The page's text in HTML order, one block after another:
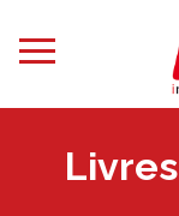
Livres